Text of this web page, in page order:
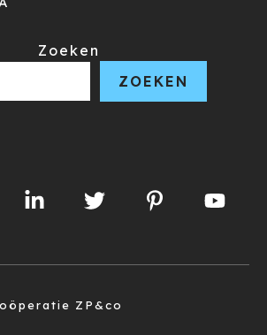
Zoeken
ZOEKEN
ZP&co